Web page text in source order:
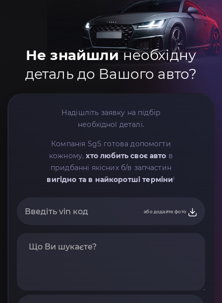
Не знайшлинеобхідну
деталь до Вашого авто?
Надішліть заявку на підбір
необхідної деталі.
Компанія SgS готова допомогти
кожному,хто любить своє авто в
придбанні якісних б/в запчастин
вигідно та в найкоротші терміни!
або додайте фото